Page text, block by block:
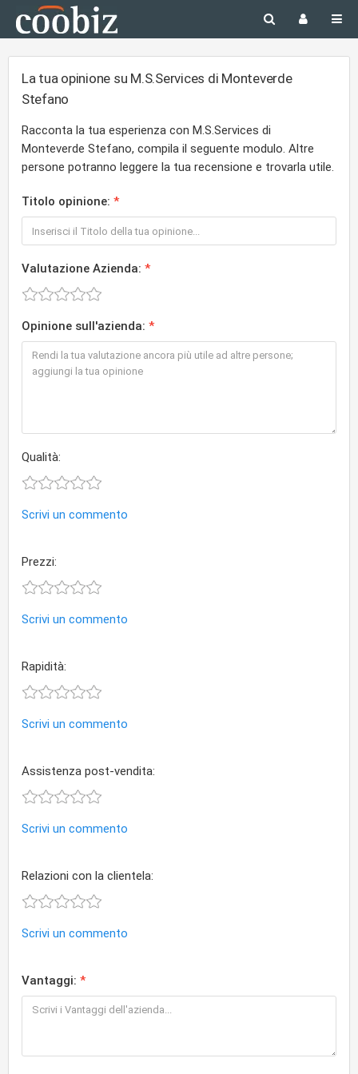
La tua opinione su M.S.Services di Monteverde
Stefano
Racconta la tua esperienza con M.S.Services di
Monteverde Stefano, compila il seguente modulo. Altre
persone potranno leggere la tua recensione e trovarla utile.
Titolo opinione:
Valutazione Azienda:
Opinione sull'azienda:
Qualità:
Scrivi un commento
Prezzi:
Scrivi un commento
Rapidità:
Scrivi un commento
Assistenza post-vendita:
Scrivi un commento
Relazioni con la clientela:
Scrivi un commento
Vantaggi: